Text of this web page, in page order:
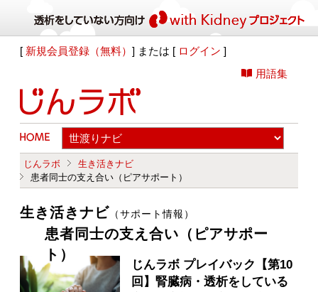
[ 新規会員登録（無料）] または [ ログイン ]
用語集
じんラボ
生き活きナビ
患者同士の支え合い（ピアサポート）
生き活きナビ （サポート情報）
患者同士の支え合い（ピアサポー
ト）
じんラボ プレイバック【第10
回】腎臓病・透析をしている